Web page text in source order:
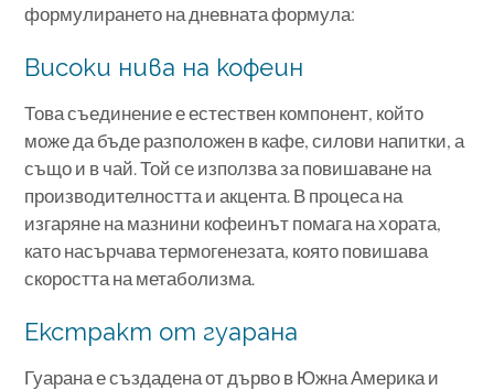
формулирането на дневната формула:
Високи нива на кофеин
Това съединение е естествен компонент, който
може да бъде разположен в кафе, силови напитки, а
също и в чай. Той се използва за повишаване на
производителността и акцента. В процеса на
изгаряне на мазнини кофеинът помага на хората,
като насърчава термогенезата, която повишава
скоростта на метаболизма.
Екстракт от гуарана
Гуарана е създадена от дърво в Южна Америка и